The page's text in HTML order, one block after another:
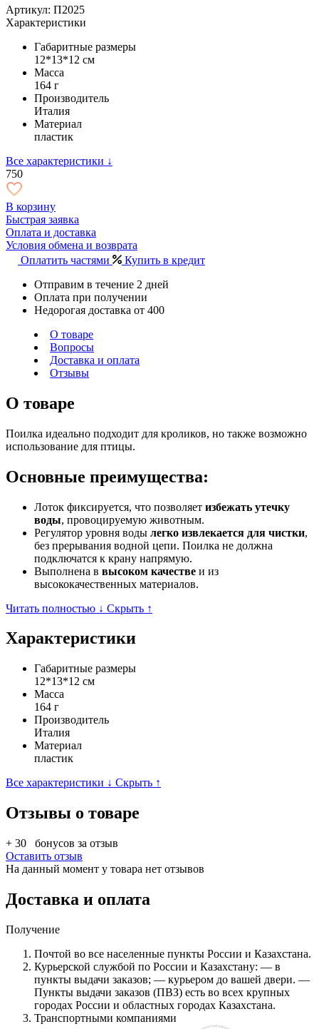
Артикул: П2025
Характеристики
Габаритные размеры
12*13*12 см
Масса
164 г
Производитель
Италия
Материал
пластик
Все характеристики ↓
750
В корзину
Быстрая заявка
Оплата и доставка
Условия обмена и возврата
Оплатить частями
Купить в кредит
Отправим в течение 2 дней
Оплата при получении
Недорогая доставка от 400
О товаре
Вопросы
Доставка и оплата
Отзывы
О товаре
Поилка идеально подходит для кроликов, но также возможно
использование для птицы.
Основные преимущества:
Лоток фиксируется, что позволяет избежать утечку
воды, провоцируемую животным.
Регулятор уровня воды легко извлекается для чистки,
без прерывания водной цепи. Поилка не должна
подключатся к крану напрямую.​
Выполнена в высоком качестве и из
высококачественных материалов.
Читать полностью ↓ Скрыть ↑
Характеристики
Габаритные размеры
12*13*12 см
Масса
164 г
Производитель
Италия
Материал
пластик
Все характеристики ↓ Скрыть ↑
Отзывы о товаре
+ 30
бонусов за отзыв
Оставить отзыв
На данный момент у товара нет отзывов
Доставка и оплата
Получение
Почтой во все населенные пункты России и Казахстана.
Курьерской службой по России и Казахстану: — в
пункты выдачи заказов; — курьером до вашей двери. —
Пункты выдачи заказов (ПВЗ) есть во всех крупных
городах России и областных городах Казахстана.
Транспортными компаниями